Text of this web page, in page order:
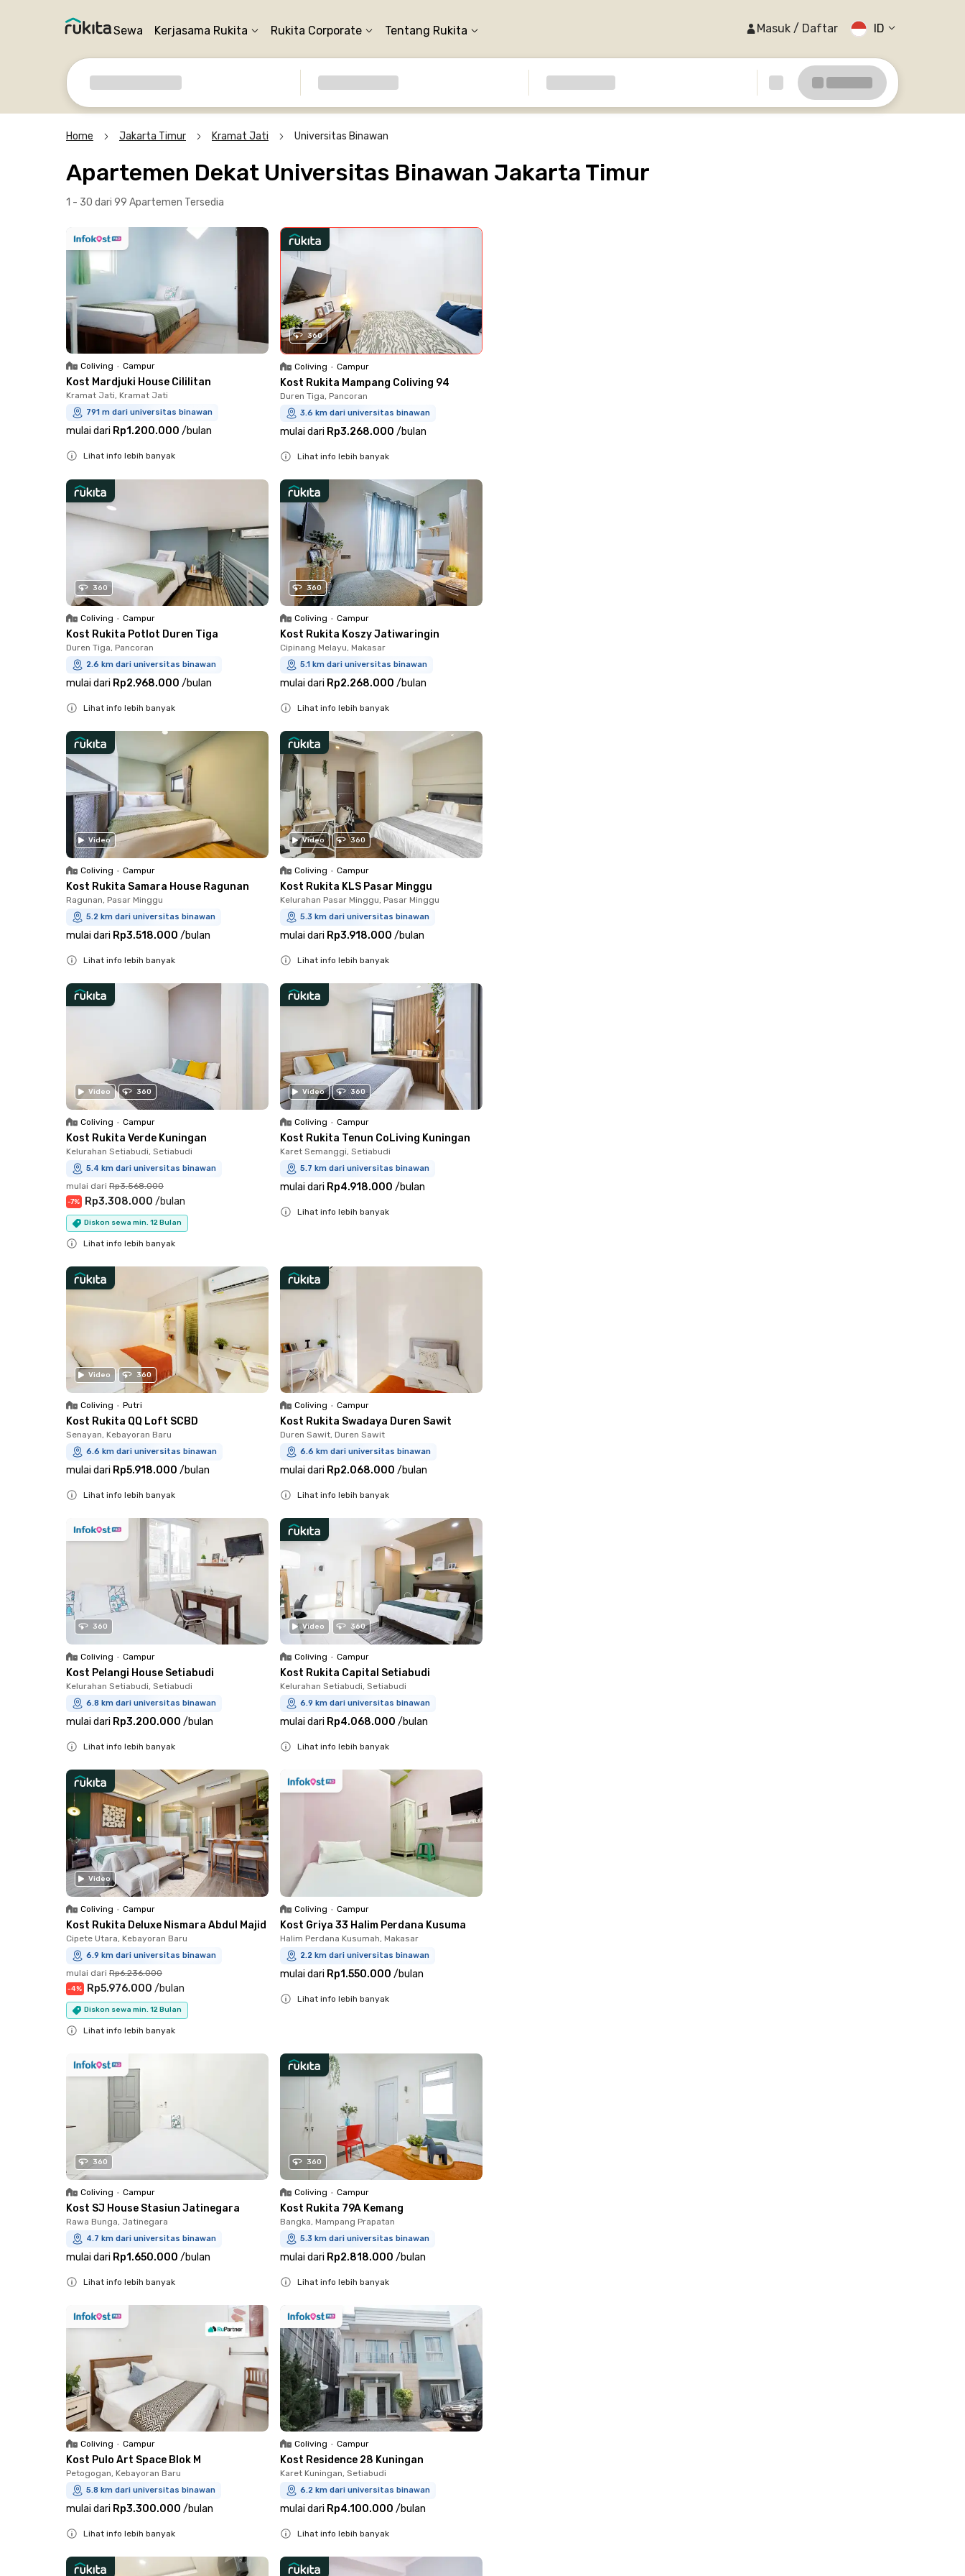
Sewa Kerjasama Rukita Rukita Corporate Tentang Rukita Masuk / Daftar ID
Home Jakarta Timur Kramat Jati Universitas Binawan
Apartemen Dekat Universitas Binawan Jakarta Timur
1 - 30 dari 99 Apartemen Tersedia
Coliving • Campur
Kost Mardjuki House Cililitan
Kramat Jati, Kramat Jati
791 m dari universitas binawan
mulai dari Rp1.200.000 /bulan
Lihat info lebih banyak
360
Coliving • Campur
Kost Rukita Mampang Coliving 94
Duren Tiga, Pancoran
3.6 km dari universitas binawan
mulai dari Rp3.268.000 /bulan
Lihat info lebih banyak
360
Coliving • Campur
Kost Rukita Potlot Duren Tiga
Duren Tiga, Pancoran
2.6 km dari universitas binawan
mulai dari Rp2.968.000 /bulan
Lihat info lebih banyak
360
Coliving • Campur
Kost Rukita Koszy Jatiwaringin
Cipinang Melayu, Makasar
5.1 km dari universitas binawan
mulai dari Rp2.268.000 /bulan
Lihat info lebih banyak
Video
Coliving • Campur
Kost Rukita Samara House Ragunan
Ragunan, Pasar Minggu
5.2 km dari universitas binawan
mulai dari Rp3.518.000 /bulan
Lihat info lebih banyak
Video 360
Coliving • Campur
Kost Rukita KLS Pasar Minggu
Kelurahan Pasar Minggu, Pasar Minggu
5.3 km dari universitas binawan
mulai dari Rp3.918.000 /bulan
Lihat info lebih banyak
Video 360
Coliving • Campur
Kost Rukita Verde Kuningan
Kelurahan Setiabudi, Setiabudi
5.4 km dari universitas binawan
mulai dari Rp3.568.000
-7% Rp3.308.000 /bulan
Diskon sewa min. 12 Bulan
Lihat info lebih banyak
Video 360
Coliving • Campur
Kost Rukita Tenun CoLiving Kuningan
Karet Semanggi, Setiabudi
5.7 km dari universitas binawan
mulai dari Rp4.918.000 /bulan
Lihat info lebih banyak
Video 360
Coliving • Putri
Kost Rukita QQ Loft SCBD
Senayan, Kebayoran Baru
6.6 km dari universitas binawan
mulai dari Rp5.918.000 /bulan
Lihat info lebih banyak
Coliving • Campur
Kost Rukita Swadaya Duren Sawit
Duren Sawit, Duren Sawit
6.6 km dari universitas binawan
mulai dari Rp2.068.000 /bulan
Lihat info lebih banyak
360
Coliving • Campur
Kost Pelangi House Setiabudi
Kelurahan Setiabudi, Setiabudi
6.8 km dari universitas binawan
mulai dari Rp3.200.000 /bulan
Lihat info lebih banyak
Video 360
Coliving • Campur
Kost Rukita Capital Setiabudi
Kelurahan Setiabudi, Setiabudi
6.9 km dari universitas binawan
mulai dari Rp4.068.000 /bulan
Lihat info lebih banyak
Video
Coliving • Campur
Kost Rukita Deluxe Nismara Abdul Majid
Cipete Utara, Kebayoran Baru
6.9 km dari universitas binawan
mulai dari Rp6.236.000
-4% Rp5.976.000 /bulan
Diskon sewa min. 12 Bulan
Lihat info lebih banyak
Coliving • Campur
Kost Griya 33 Halim Perdana Kusuma
Halim Perdana Kusumah, Makasar
2.2 km dari universitas binawan
mulai dari Rp1.550.000 /bulan
Lihat info lebih banyak
360
Coliving • Campur
Kost SJ House Stasiun Jatinegara
Rawa Bunga, Jatinegara
4.7 km dari universitas binawan
mulai dari Rp1.650.000 /bulan
Lihat info lebih banyak
360
Coliving • Campur
Kost Rukita 79A Kemang
Bangka, Mampang Prapatan
5.3 km dari universitas binawan
mulai dari Rp2.818.000 /bulan
Lihat info lebih banyak
Coliving • Campur
Kost Pulo Art Space Blok M
Petogogan, Kebayoran Baru
5.8 km dari universitas binawan
mulai dari Rp3.300.000 /bulan
Lihat info lebih banyak
Coliving • Campur
Kost Residence 28 Kuningan
Karet Kuningan, Setiabudi
6.2 km dari universitas binawan
mulai dari Rp4.100.000 /bulan
Lihat info lebih banyak